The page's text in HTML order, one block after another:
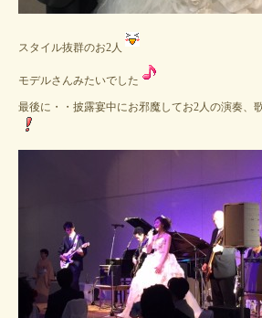
スタイル抜群のお2人
モデルさんみたいでした
最後に・・披露宴中にお邪魔してお2人の演奏、